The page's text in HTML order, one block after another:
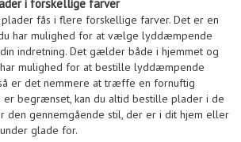
i forskellige farver
fås i flere forskellige farver. Det er en
har mulighed for at vælge lyddæmpende
indretning. Det gælder både i hjemmet og
mulighed for at bestille lyddæmpende
er det nemmere at træffe en fornuftig
er begrænset, kan du altid bestille plader i de
den gennemgående stil, der er i dit hjem eller
glade for.